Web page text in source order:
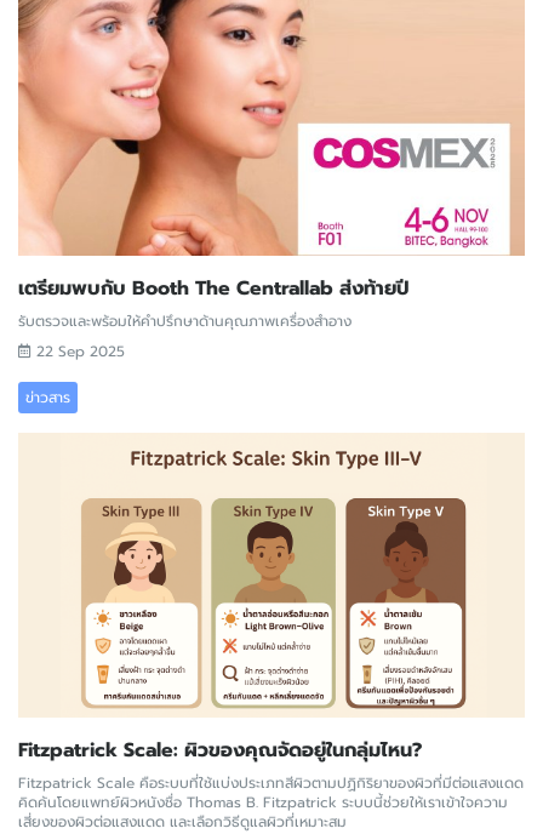
เตรียมพบกับ Booth The Centrallab ส่งท้ายปี
รับตรวจและพร้อมให้คำปรึกษาด้านคุณภาพเครื่องสำอาง
22 Sep 2025
ข่าวสาร
Fitzpatrick Scale: ผิวของคุณจัดอยู่ในกลุ่มไหน?
Fitzpatrick Scale คือระบบที่ใช้แบ่งประเภทสีผิวตามปฏิกิริยาของผิวที่มีต่อแสงแดด
คิดค้นโดยแพทย์ผิวหนังชื่อ Thomas B. Fitzpatrick ระบบนี้ช่วยให้เราเข้าใจความ
เสี่ยงของผิวต่อแสงแดด และเลือกวิธีดูแลผิวที่เหมาะสม